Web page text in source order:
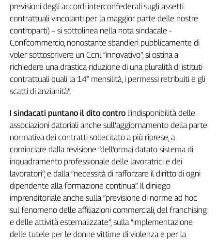
Le
trasmissioni
tv
Work
in
Progress
L'Italia
nel
Abruzzo-
Molise
Alto
Adige
Basilicata
Calabria
Campania
Emilia-
Romagna
previsioni degli accordi interconfederali sugli assetti
contrattuali vincolanti per la maggior parte delle nostre
controparti) – si sottolinea nella nota sindacale -
Confcommercio, nonostante sbandieri pubblicamente di
voler sottoscrivere un Ccnl “innovativo”, si ostina a
richiedere una drastica riduzione di una pluralità di istituti
contrattuali quali la 14° mensilità, i permessi retribuiti e gli
scatti di anzianità”.
I sindacati puntano il dito contro l’indisponibilità delle
associazioni datoriali anche sull’aggiornamento della parte
normativa dei contratti sollecitato a più riprese, a
cominciare dalla revisione “dell’ormai datato sistema di
inquadramento professionale delle lavoratrici e dei
lavoratori”, e dalla “necessità di rafforzare il diritto di ogni
dipendente alla formazione continua”. Il diniego
imprenditoriale anche sulla “previsione di norme ad hoc
sul fenomeno delle affiliazioni commerciali, del franchising
e delle attività esternalizzate”, sulla “implementazione
delle tutele per le donne vittime di violenza e per la